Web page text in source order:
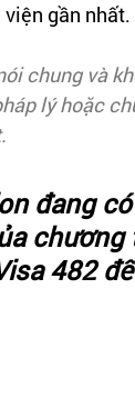
gần nhất.
chung và
lý hoặc
đang
chương
482